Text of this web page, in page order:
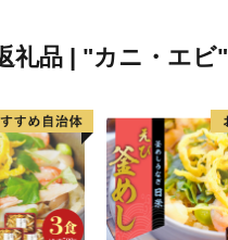
礼品 | "カニ・エビ"